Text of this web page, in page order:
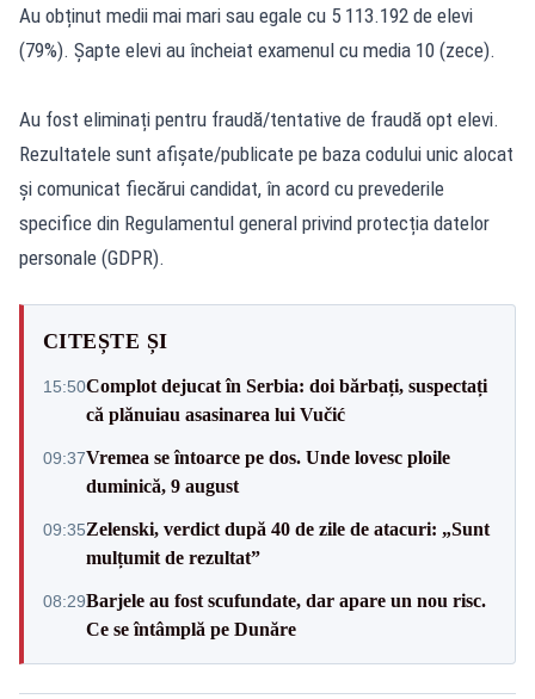
Au obținut medii mai mari sau egale cu 5 113.192 de elevi
(79%). Șapte elevi au încheiat examenul cu media 10 (zece).
Au fost eliminați pentru fraudă/tentative de fraudă opt elevi.
Rezultatele sunt afișate/publicate pe baza codului unic alocat
și comunicat fiecărui candidat, în acord cu prevederile
specifice din Regulamentul general privind protecția datelor
personale (GDPR).
CITEȘTE ȘI
15:50Complot dejucat în Serbia: doi bărbați, suspectați
că plănuiau asasinarea lui Vučić
09:37Vremea se întoarce pe dos. Unde lovesc ploile
duminică, 9 august
09:35Zelenski, verdict după 40 de zile de atacuri: „Sunt
mulțumit de rezultat”
08:29Barjele au fost scufundate, dar apare un nou risc.
Ce se întâmplă pe Dunăre